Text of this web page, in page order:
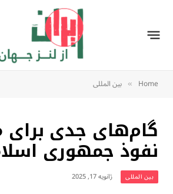
Home
» بين المللى
گام‌های جدی برای
نفوذ جمهوری
بين المللى ژانویه 17, 2025